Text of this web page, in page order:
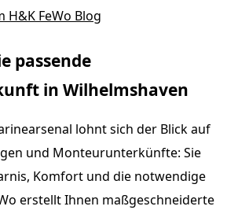
H&K FeWo Blog
passende
in Wilhelmshaven
lohnt sich der Blick auf
und Monteurunterkünfte: Sie
Komfort und die notwendige
erstellt Ihnen maßgeschneiderte